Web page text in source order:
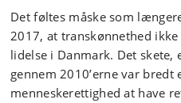
Det føltes måske som
2017, at transkønnethed
lidelse i Danmark. Det skete,
gennem 2010’erne var bredt
menneskerettighed at have